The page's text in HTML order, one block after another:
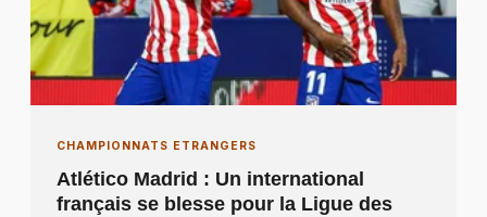
CHAMPIONNATS ETRANGERS
Atlético Madrid : Un international
français se blesse pour la Ligue des